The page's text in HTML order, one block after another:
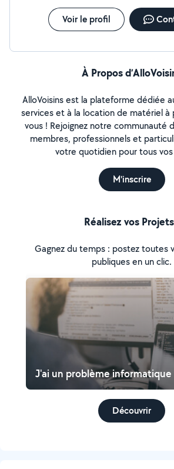
Voir le profil
À Propos
AlloVoisins est la plateforme dédiée
services et à la location de matériel à
vous ! Rejoignez notre communauté
membres, professionnels et
votre quotidien pour tous
M'inscrire
Réalisez vos
Gagnez du temps : postez toutes
publiques en un clic.
J'ai un problème informatique
Découvrir